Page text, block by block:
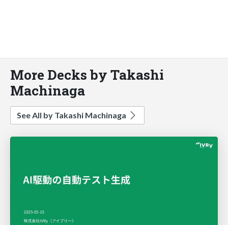
More Decks by Takashi
Machinaga
See All by Takashi Machinaga